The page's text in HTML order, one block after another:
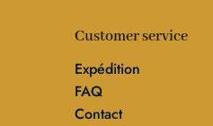
Customer service
Expédition
FAQ
Contact